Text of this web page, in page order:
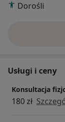
Dorośli
Usługi i ceny
Konsultacja
180 zł